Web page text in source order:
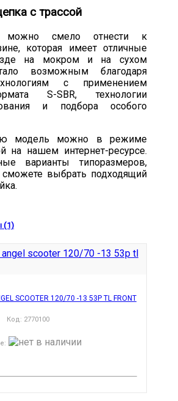
с трассой
можно смело отнести к
которая имеет отличные
на мокром и на сухом
возможным благодаря
с применением
S-SBR, технологии
и подбора особого
модель можно в режиме
на нашем интернет-ресурсе.
варианты типоразмеров,
выбрать подходящий
(1)
SCOOTER 120/70 -13 53P TL FRONT
Код: 2770100
: